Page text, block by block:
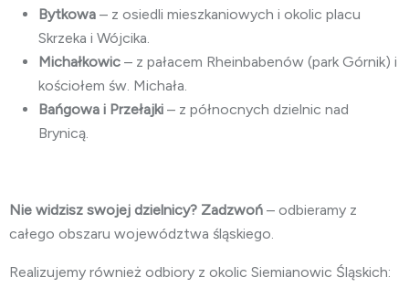
Bytkowa – z osiedli mieszkaniowych i okolic placu
Skrzeka i Wójcika.
Michałkowic – z pałacem Rheinbabenów (park Górnik) i
kościołem św. Michała.
Bańgowa i Przełajki – z północnych dzielnic nad
Brynicą.
Nie widzisz swojej dzielnicy? Zadzwoń – odbieramy z
całego obszaru województwa śląskiego.
Realizujemy również odbiory z okolic Siemianowic Śląskich: